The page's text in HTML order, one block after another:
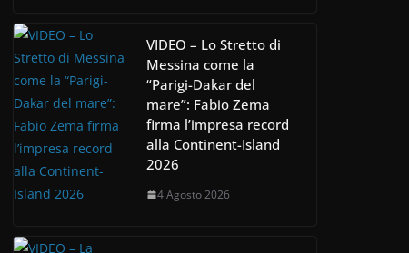
VIDEO – Lo Stretto di
Messina come la
“Parigi-Dakar del
mare”: Fabio Zema
firma l’impresa record
alla Continent-Island
2026
4 Agosto 2026